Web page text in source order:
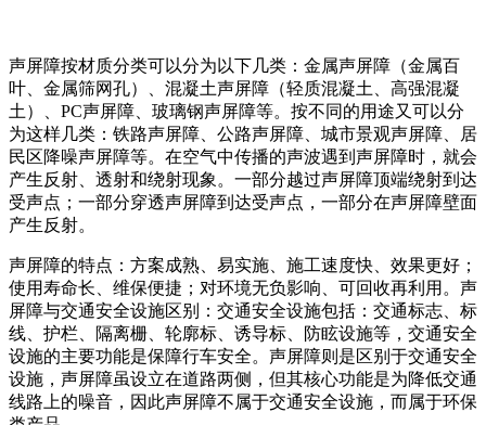
声屏障按材质分类可以分为以下几类：金属声屏障（金属百
叶、金属筛网孔）、混凝土声屏障（轻质混凝土、高强混凝
土）、PC声屏障、玻璃钢声屏障等。按不同的用途又可以分
为这样几类：铁路声屏障、公路声屏障、城市景观声屏障、居
民区降噪声屏障等。在空气中传播的声波遇到声屏障时，就会
产生反射、透射和绕射现象。一部分越过声屏障顶端绕射到达
受声点；一部分穿透声屏障到达受声点，一部分在声屏障壁面
产生反射。
声屏障的特点：方案成熟、易实施、施工速度快、效果更好；
使用寿命长、维保便捷；对环境无负影响、可回收再利用。声
屏障与交通安全设施区别：交通安全设施包括：交通标志、标
线、护栏、隔离栅、轮廓标、诱导标、防眩设施等，交通安全
设施的主要功能是保障行车安全。声屏障则是区别于交通安全
设施，声屏障虽设立在道路两侧，但其核心功能是为降低交通
线路上的噪音，因此声屏障不属于交通安全设施，而属于环保